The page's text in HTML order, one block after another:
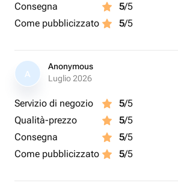
Consegna
5/5
Come pubblicizzato
5/5
A
Anonymous
Luglio 2026
Servizio di negozio 5/5
Qualità-prezzo
5/5
Consegna
5/5
Come pubblicizzato
5/5